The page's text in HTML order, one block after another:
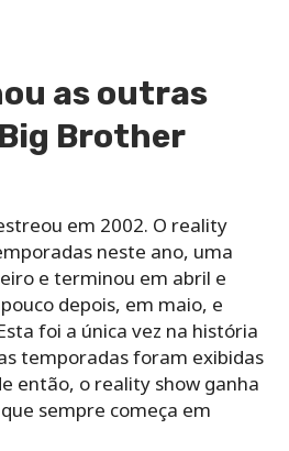
as outras
Brother
em 2002. O reality
neste ano, uma
e terminou em abril e
depois, em maio, e
foi a única vez na história
temporadas foram exibidas
então, o reality show ganha
sempre começa em